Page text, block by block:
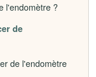
l'endomètre ?
de
de l'endomètre